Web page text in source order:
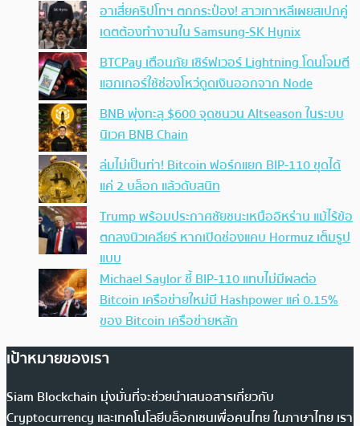
อาเสี่ยคริปโทฯ ตกกระป๋อง! สาวเกาหลีเผยสเปกคู่
เดตต้องทำงานใน Samsung-SK Hynix
BTCPay เตือนภัย เซิร์ฟเวอร์ Lightning โดนโจมตี
แฮกเกอร์ใช้ช่องโหว่ดูดเงินออกจาก Node
BNB พุ่งทะลุ $600 จุดชนวน Altseason ในระบบ
นิเวศ BNB Chain
ล่มไม่เป็นท่า! Bitcoin ฟอร์กแยก BIP-110 ขุดได้
แค่ 2 บล็อก แล้วดับสนิท
Trump พร้อมประกาศชัยชนะเหนืออิหร่าน แม้ไร้ข้อ
ตกลงนิวเคลียร์ หากเปิดช่องแคบ Hormuz เต็มรูป
แบบ
Michael Saylor ชี้ BIP-110 แทบไม่มีผลต่อ
Bitcoin เครือข่ายใหม่มี Hashpower แค่ 0.15%
ของ Bitcoin เครือข่ายหลัก
เป้าหมายของเรา
Siam Blockchain มุ่งมั่นที่จะช่วยนำเสนอสารเกี่ยวกับ
Cryptocurrency และเทคโนโลยีบล็อกเชนเพื่อคนไทย ในภาษาไทย เรา